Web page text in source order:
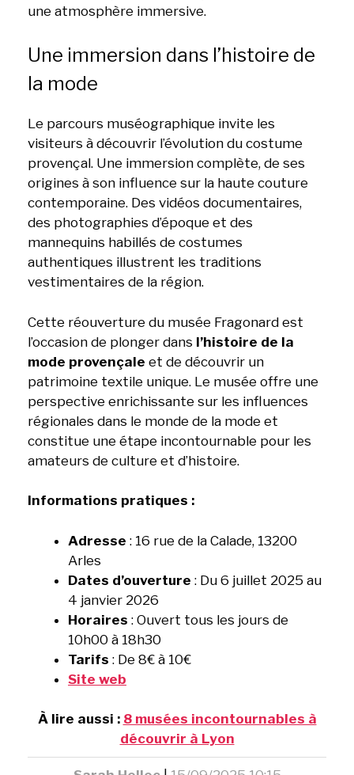
une atmosphère immersive.
Une immersion dans l’histoire de
la mode
Le parcours muséographique invite les
visiteurs à découvrir l’évolution du costume
provençal. Une immersion complète, de ses
origines à son influence sur la haute couture
contemporaine. Des vidéos documentaires,
des photographies d’époque et des
mannequins habillés de costumes
authentiques illustrent les traditions
vestimentaires de la région.
Cette réouverture du musée Fragonard est
l’occasion de plonger dans l’histoire de la
mode provençale et de découvrir un
patrimoine textile unique. Le musée offre une
perspective enrichissante sur les influences
régionales dans le monde de la mode et
constitue une étape incontournable pour les
amateurs de culture et d’histoire.
Informations pratiques :
Adresse : 16 rue de la Calade, 13200
Arles
Dates d’ouverture : Du 6 juillet 2025 au
4 janvier 2026
Horaires : Ouvert tous les jours de
10h00 à 18h30
Tarifs : De 8€ à 10€
Site web
À lire aussi : 8 musées incontournables à
découvrir à Lyon